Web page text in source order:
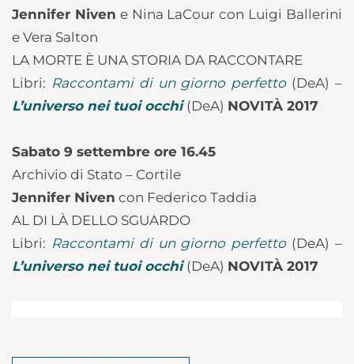
Jennifer Niven e Nina LaCour con Luigi Ballerini
e Vera Salton
LA MORTE È UNA STORIA DA RACCONTARE
Libri: Raccontami di un giorno perfetto(DeA) –
L’universo nei tuoi occhi (DeA) NOVITÀ 2017
Sabato 9 settembre ore 16.45
Archivio di Stato – Cortile
Jennifer Niven con Federico Taddia
AL DI LÀ DELLO SGUARDO
Libri: Raccontami di un giorno perfetto(DeA) –
L’universo nei tuoi occhi (DeA) NOVITÀ 2017